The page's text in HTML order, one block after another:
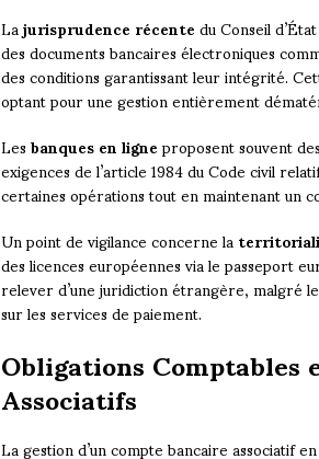
Lajurisprudence récentedu Conseil
des documents bancaires électroniques
des conditions garantissant leur intégrité.
optant pour une gestion entièrement
Lesbanques en ligneproposent souvent
exigences de l’article 1984 du Code civil
certaines opérations tout en maintenant un
Un point de vigilance concerne la
des licences européennes via le passeport
relever d’une juridiction étrangère, malgré
sur les services de paiement.
Obligations Comptables
Associatifs
La gestion d’un compte bancaire associatif